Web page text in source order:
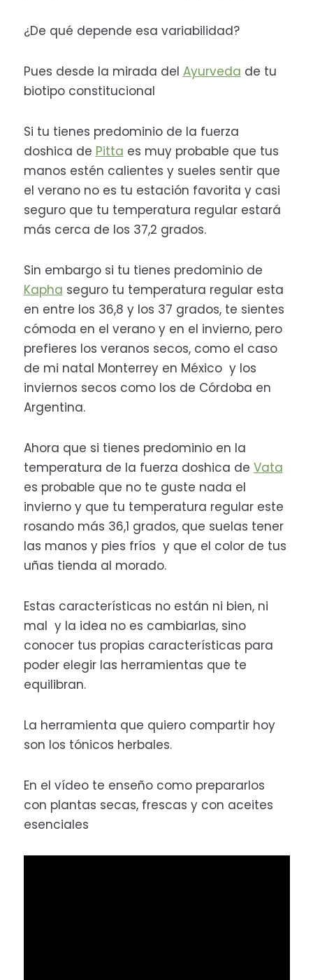
¿De qué depende esa variabilidad?
Pues desde la mirada del Ayurveda de tu
biotipo constitucional
Si tu tienes predominio de la fuerza
doshica de Pitta es muy probable que tus
manos estén calientes y sueles sentir que
el verano no es tu estación favorita y casi
seguro que tu temperatura regular estará
más cerca de los 37,2 grados.
Sin embargo si tu tienes predominio de
Kapha seguro tu temperatura regular esta
en entre los 36,8 y los 37 grados, te sientes
cómoda en el verano y en el invierno, pero
prefieres los veranos secos, como el caso
de mi natal Monterrey en México y los
inviernos secos como los de Córdoba en
Argentina.
Ahora que si tienes predominio en la
temperatura de la fuerza doshica de Vata
es probable que no te guste nada el
invierno y que tu temperatura regular este
rosando más 36,1 grados, que suelas tener
las manos y pies fríos y que el color de tus
uñas tienda al morado.
Estas características no están ni bien, ni
mal y la idea no es cambiarlas, sino
conocer tus propias características para
poder elegir las herramientas que te
equilibran.
La herramienta que quiero compartir hoy
son los tónicos herbales.
En el vídeo te enseño como prepararlos
con plantas secas, frescas y con aceites
esenciales